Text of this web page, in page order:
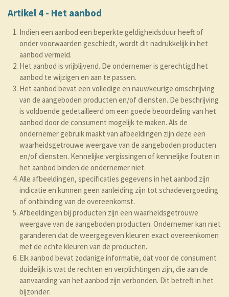
Artikel 4 - Het aanbod
Indien een aanbod een beperkte geldigheidsduur heeft of
onder voorwaarden geschiedt, wordt dit nadrukkelijk in het
aanbod vermeld.
Het aanbod is vrijblijvend. De ondernemer is gerechtigd het
aanbod te wijzigen en aan te passen.
Het aanbod bevat een volledige en nauwkeurige omschrijving
van de aangeboden producten en/of diensten. De beschrijving
is voldoende gedetailleerd om een goede beoordeling van het
aanbod door de consument mogelijk te maken. Als de
ondernemer gebruik maakt van afbeeldingen zijn deze een
waarheidsgetrouwe weergave van de aangeboden producten
en/of diensten. Kennelijke vergissingen of kennelijke fouten in
het aanbod binden de ondernemer niet.
Alle afbeeldingen, specificaties gegevens in het aanbod zijn
indicatie en kunnen geen aanleiding zijn tot schadevergoeding
of ontbinding van de overeenkomst.
Afbeeldingen bij producten zijn een waarheidsgetrouwe
weergave van de aangeboden producten. Ondernemer kan niet
garanderen dat de weergegeven kleuren exact overeenkomen
met de echte kleuren van de producten.
Elk aanbod bevat zodanige informatie, dat voor de consument
duidelijk is wat de rechten en verplichtingen zijn, die aan de
aanvaarding van het aanbod zijn verbonden. Dit betreft in het
bijzonder: